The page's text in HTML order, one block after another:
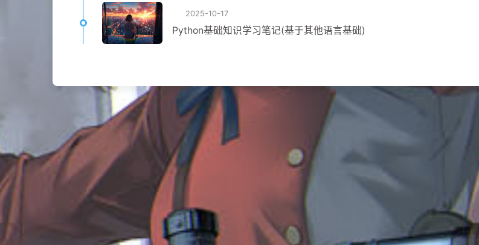
2025-10-17
Python基础知识学习笔记(基于其他语言基础)